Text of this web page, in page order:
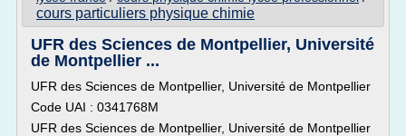
cours particuliers physique chimie
UFR des Sciences de Montpellier, Université
de Montpellier ...
UFR des Sciences de Montpellier, Université de Montpellier
Code UAI : 0341768M
UFR des Sciences de Montpellier, Université de Montpellier